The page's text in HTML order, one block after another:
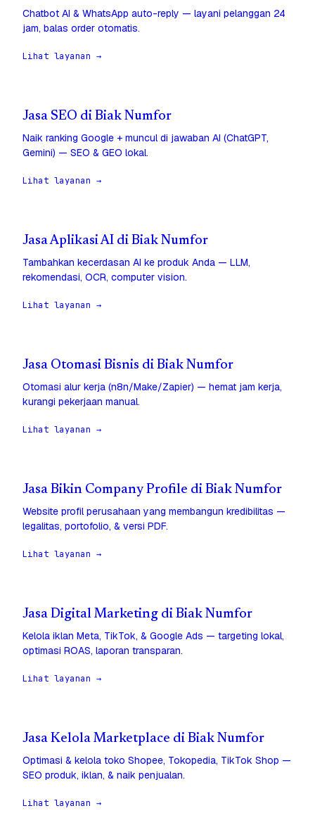
Chatbot AI & WhatsApp auto-reply — layani pelanggan 24
jam, balas order otomatis.
Lihat layanan →
Jasa SEO di Biak Numfor
Naik ranking Google + muncul di jawaban AI (ChatGPT,
Gemini) — SEO & GEO lokal.
Lihat layanan →
Jasa Aplikasi AI di Biak Numfor
Tambahkan kecerdasan AI ke produk Anda — LLM,
rekomendasi, OCR, computer vision.
Lihat layanan →
Jasa Otomasi Bisnis di Biak Numfor
Otomasi alur kerja (n8n/Make/Zapier) — hemat jam kerja,
kurangi pekerjaan manual.
Lihat layanan →
Jasa Bikin Company Profile di Biak Numfor
Website profil perusahaan yang membangun kredibilitas —
legalitas, portofolio, & versi PDF.
Lihat layanan →
Jasa Digital Marketing di Biak Numfor
Kelola iklan Meta, TikTok, & Google Ads — targeting lokal,
optimasi ROAS, laporan transparan.
Lihat layanan →
Jasa Kelola Marketplace di Biak Numfor
Optimasi & kelola toko Shopee, Tokopedia, TikTok Shop —
SEO produk, iklan, & naik penjualan.
Lihat layanan →